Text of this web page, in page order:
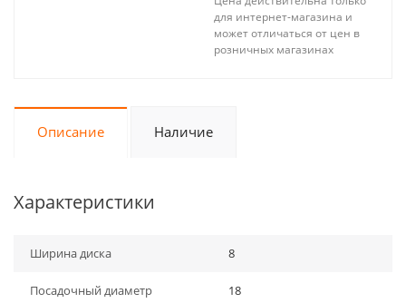
для интернет-магазина и
может отличаться от цен в
розничных магазинах
Описание Наличие
Характеристики
Ширина диска 8
Посадочный диаметр
18